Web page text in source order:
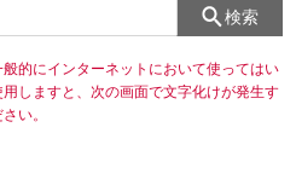
検索
的にインターネットにおいて使ってはい
しますと、次の画面で文字化けが発生す
い。